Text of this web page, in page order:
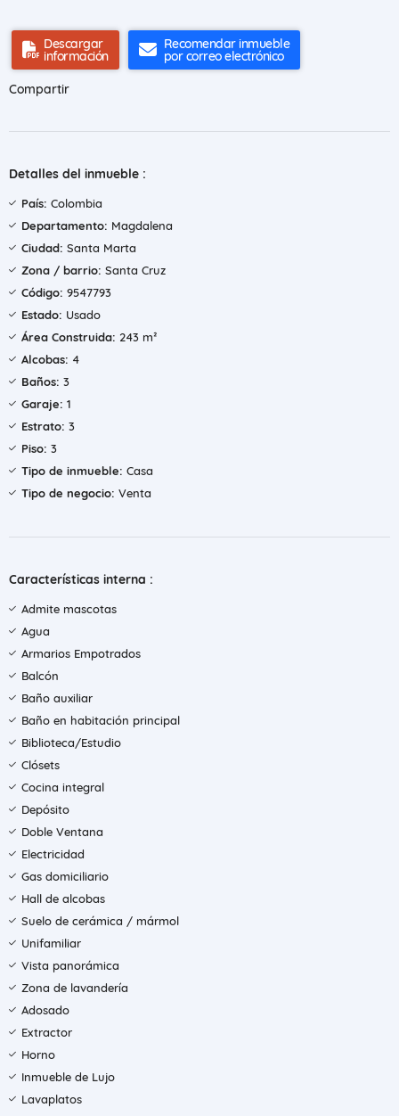
Descargar
información
Recomendar inmueble
por correo electrónico
Compartir
Detalles del inmueble :
País: Colombia
Departamento: Magdalena
Ciudad: Santa Marta
Zona / barrio: Santa Cruz
Código: 9547793
Estado: Usado
Área Construida: 243 m²
Alcobas: 4
Baños: 3
Garaje: 1
Estrato: 3
Piso: 3
Tipo de inmueble: Casa
Tipo de negocio: Venta
Características interna :
Admite mascotas
Agua
Armarios Empotrados
Balcón
Baño auxiliar
Baño en habitación principal
Biblioteca/Estudio
Clósets
Cocina integral
Depósito
Doble Ventana
Electricidad
Gas domiciliario
Hall de alcobas
Suelo de cerámica / mármol
Unifamiliar
Vista panorámica
Zona de lavandería
Adosado
Extractor
Horno
Inmueble de Lujo
Lavaplatos